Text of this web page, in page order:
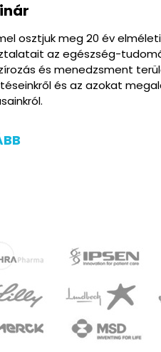
osztjuk meg 20 év
az egészség-
és menedzsment
és az azokat